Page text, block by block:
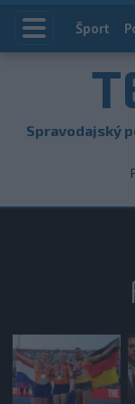
Index
Šport
Spravodajský